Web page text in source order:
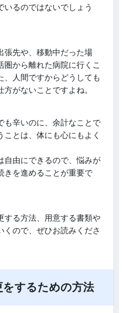
るのではないでしょう
張先や、移動中だった場
圏から離れた病院に行くこ
、人間ですからどうしても
がないことですよね。
も辛いのに、余計なことで
ことは、体にも心にもよく
自由にできるので、悩みが
きを進めることが重要で
する方法、用意する書類や
くので、ぜひお読みくださ
をするための方法